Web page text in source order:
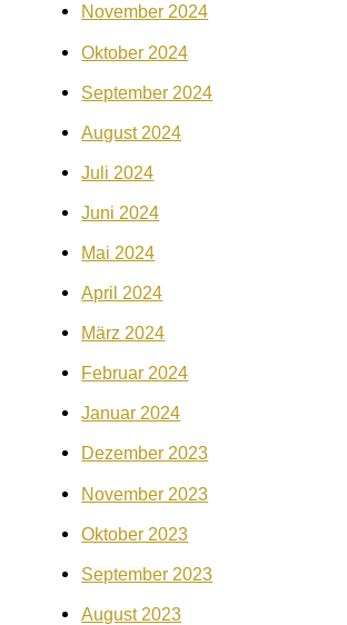
November 2024
Oktober 2024
September 2024
August 2024
Juli 2024
Juni 2024
Mai 2024
April 2024
März 2024
Februar 2024
Januar 2024
Dezember 2023
November 2023
Oktober 2023
September 2023
August 2023